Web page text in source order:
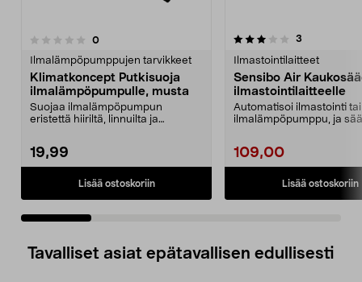
0arvostelut
Ilmalämpöpumppujen tarvikkeet
Klimatkoncept Putkisuoja
ilmalämpöpumpulle, musta
Suojaa ilmalämpöpumpun
eristettä hiiriltä, linnuilta ja
19,99
Lisää ostoskoriin
3.5 viidestä
3
Ilmastointilaitteet
Sensibo Air
ilmastointilaitteelle
Automatisoi ilmastointi tai
ilmalämpöpumppu, ja
109,00
Lisää ostoskoriin
4.5 viidestä
Tavalliset asiat epätavallisen edullisesti